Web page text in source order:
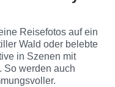
Reisefotos auf ein
Wald oder belebte
in Szenen mit
So werden auch